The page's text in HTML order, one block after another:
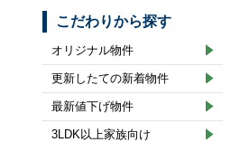
こだわりから探す
オリジナル物件
更新したての新着物件
最新値下げ物件
3LDK以上家族向け